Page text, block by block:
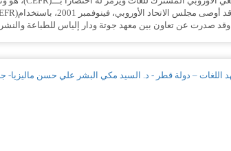
اللغات – دولة قطر - د. السيد مكي البشر علي حسن ماليزيا-